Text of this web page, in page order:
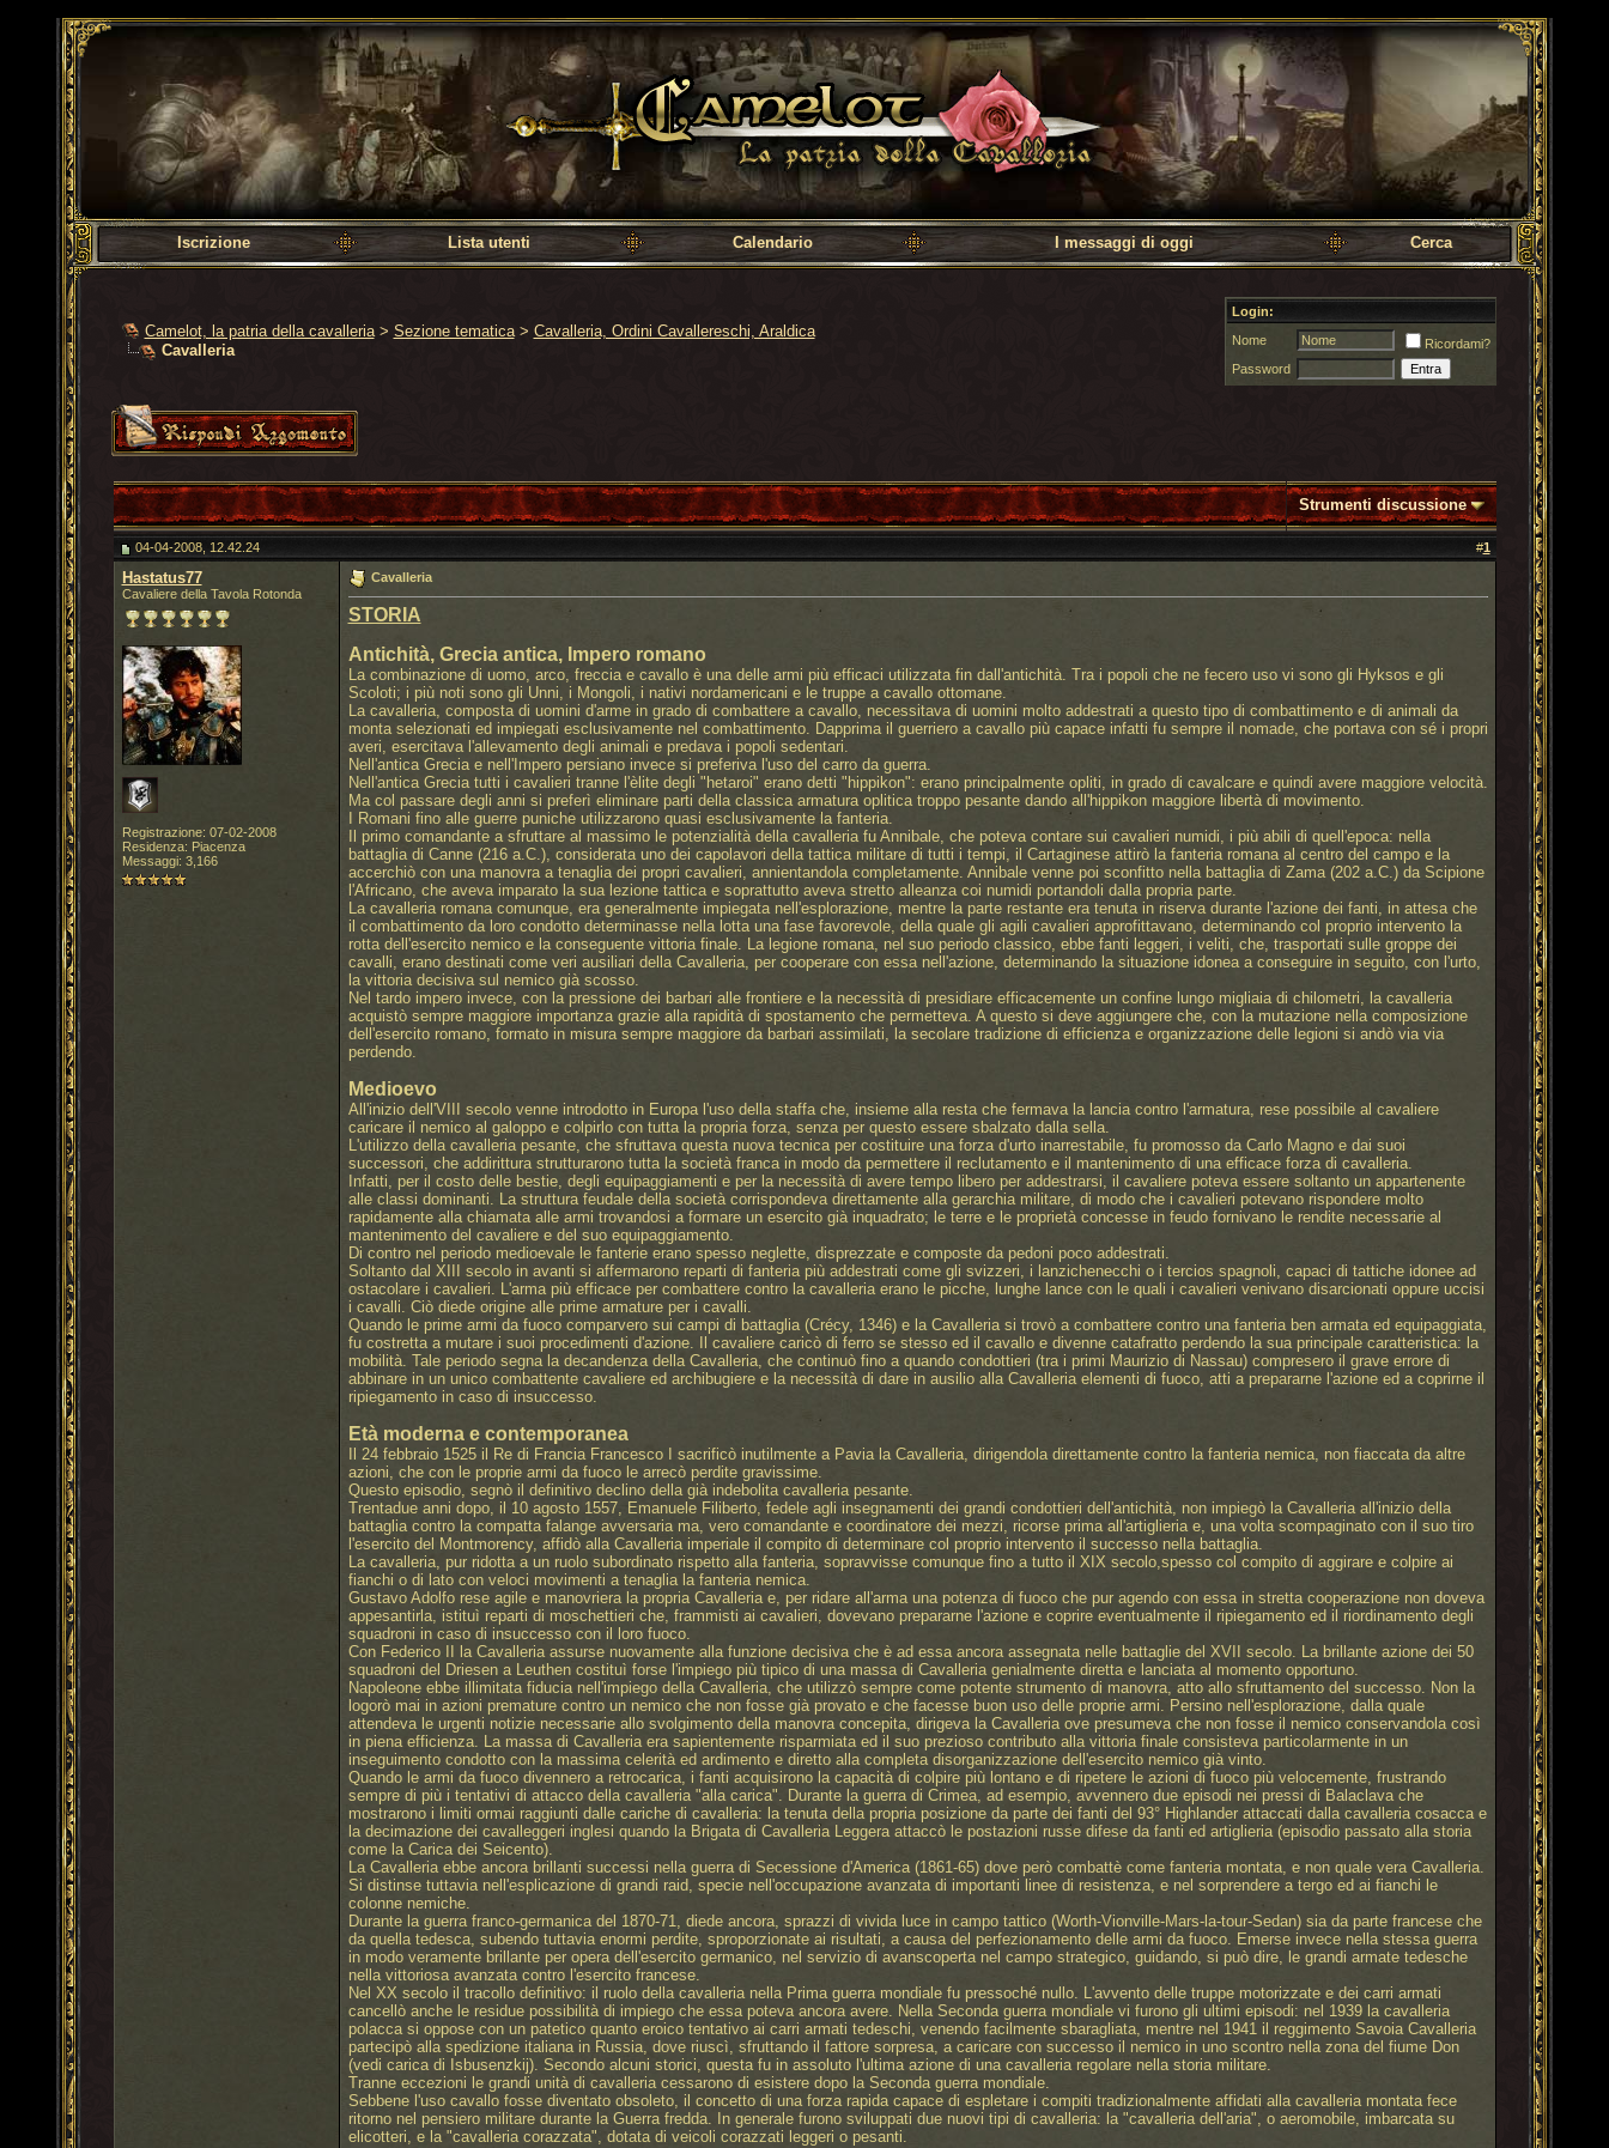
Camelot, la patria della cavalleria
Iscrizione Lista utenti Calendario I messaggi di oggi Cerca
Camelot, la patria della cavalleria > Sezione tematica > Cavalleria, Ordini Cavallereschi, Araldica
Cavalleria
Login:
Nome
Ricordami?
Password
Strumenti discussione
04-04-2008, 12.42.24 #1
Hastatus77
Cavaliere della Tavola Rotonda
Registrazione: 07-02-2008
Residenza: Piacenza
Messaggi: 3,166
Cavalleria
STORIA
Antichità, Grecia antica, Impero romano
La combinazione di uomo, arco, freccia e cavallo è una delle armi più efficaci utilizzata fin dall'antichità. Tra i popoli che ne fecero uso vi sono gli Hyksos e gli
Scoloti; i più noti sono gli Unni, i Mongoli, i nativi nordamericani e le truppe a cavallo ottomane.
La cavalleria, composta di uomini d'arme in grado di combattere a cavallo, necessitava di uomini molto addestrati a questo tipo di combattimento e di animali da
monta selezionati ed impiegati esclusivamente nel combattimento. Dapprima il guerriero a cavallo più capace infatti fu sempre il nomade, che portava con sé i propri
averi, esercitava l'allevamento degli animali e predava i popoli sedentari.
Nell'antica Grecia e nell'Impero persiano invece si preferiva l'uso del carro da guerra.
Nell'antica Grecia tutti i cavalieri tranne l'èlite degli "hetaroi" erano detti "hippikon": erano principalmente opliti, in grado di cavalcare e quindi avere maggiore velocità.
Ma col passare degli anni si preferì eliminare parti della classica armatura oplitica troppo pesante dando all'hippikon maggiore libertà di movimento.
I Romani fino alle guerre puniche utilizzarono quasi esclusivamente la fanteria.
Il primo comandante a sfruttare al massimo le potenzialità della cavalleria fu Annibale, che poteva contare sui cavalieri numidi, i più abili di quell'epoca: nella
battaglia di Canne (216 a.C.), considerata uno dei capolavori della tattica militare di tutti i tempi, il Cartaginese attirò la fanteria romana al centro del campo e la
accerchiò con una manovra a tenaglia dei propri cavalieri, annientandola completamente. Annibale venne poi sconfitto nella battaglia di Zama (202 a.C.) da Scipione
l'Africano, che aveva imparato la sua lezione tattica e soprattutto aveva stretto alleanza coi numidi portandoli dalla propria parte.
La cavalleria romana comunque, era generalmente impiegata nell'esplorazione, mentre la parte restante era tenuta in riserva durante l'azione dei fanti, in attesa che
il combattimento da loro condotto determinasse nella lotta una fase favorevole, della quale gli agili cavalieri approfittavano, determinando col proprio intervento la
rotta dell'esercito nemico e la conseguente vittoria finale. La legione romana, nel suo periodo classico, ebbe fanti leggeri, i veliti, che, trasportati sulle groppe dei
cavalli, erano destinati come veri ausiliari della Cavalleria, per cooperare con essa nell'azione, determinando la situazione idonea a conseguire in seguito, con l'urto,
la vittoria decisiva sul nemico già scosso.
Nel tardo impero invece, con la pressione dei barbari alle frontiere e la necessità di presidiare efficacemente un confine lungo migliaia di chilometri, la cavalleria
acquistò sempre maggiore importanza grazie alla rapidità di spostamento che permetteva. A questo si deve aggiungere che, con la mutazione nella composizione
dell'esercito romano, formato in misura sempre maggiore da barbari assimilati, la secolare tradizione di efficienza e organizzazione delle legioni si andò via via
perdendo.
Medioevo
All'inizio dell'VIII secolo venne introdotto in Europa l'uso della staffa che, insieme alla resta che fermava la lancia contro l'armatura, rese possibile al cavaliere
caricare il nemico al galoppo e colpirlo con tutta la propria forza, senza per questo essere sbalzato dalla sella.
L'utilizzo della cavalleria pesante, che sfruttava questa nuova tecnica per costituire una forza d'urto inarrestabile, fu promosso da Carlo Magno e dai suoi
successori, che addirittura strutturarono tutta la società franca in modo da permettere il reclutamento e il mantenimento di una efficace forza di cavalleria.
Infatti, per il costo delle bestie, degli equipaggiamenti e per la necessità di avere tempo libero per addestrarsi, il cavaliere poteva essere soltanto un appartenente
alle classi dominanti. La struttura feudale della società corrispondeva direttamente alla gerarchia militare, di modo che i cavalieri potevano rispondere molto
rapidamente alla chiamata alle armi trovandosi a formare un esercito già inquadrato; le terre e le proprietà concesse in feudo fornivano le rendite necessarie al
mantenimento del cavaliere e del suo equipaggiamento.
Di contro nel periodo medioevale le fanterie erano spesso neglette, disprezzate e composte da pedoni poco addestrati.
Soltanto dal XIII secolo in avanti si affermarono reparti di fanteria più addestrati come gli svizzeri, i lanzichenecchi o i tercios spagnoli, capaci di tattiche idonee ad
ostacolare i cavalieri. L'arma più efficace per combattere contro la cavalleria erano le picche, lunghe lance con le quali i cavalieri venivano disarcionati oppure uccisi
i cavalli. Ciò diede origine alle prime armature per i cavalli.
Quando le prime armi da fuoco comparvero sui campi di battaglia (Crécy, 1346) e la Cavalleria si trovò a combattere contro una fanteria ben armata ed equipaggiata,
fu costretta a mutare i suoi procedimenti d'azione. Il cavaliere caricò di ferro se stesso ed il cavallo e divenne catafratto perdendo la sua principale caratteristica: la
mobilità. Tale periodo segna la decandenza della Cavalleria, che continuò fino a quando condottieri (tra i primi Maurizio di Nassau) compresero il grave errore di
abbinare in un unico combattente cavaliere ed archibugiere e la necessità di dare in ausilio alla Cavalleria elementi di fuoco, atti a prepararne l'azione ed a coprirne il
ripiegamento in caso di insuccesso.
Età moderna e contemporanea
Il 24 febbraio 1525 il Re di Francia Francesco I sacrificò inutilmente a Pavia la Cavalleria, dirigendola direttamente contro la fanteria nemica, non fiaccata da altre
azioni, che con le proprie armi da fuoco le arrecò perdite gravissime.
Questo episodio, segnò il definitivo declino della già indebolita cavalleria pesante.
Trentadue anni dopo, il 10 agosto 1557, Emanuele Filiberto, fedele agli insegnamenti dei grandi condottieri dell'antichità, non impiegò la Cavalleria all'inizio della
battaglia contro la compatta falange avversaria ma, vero comandante e coordinatore dei mezzi, ricorse prima all'artiglieria e, una volta scompaginato con il suo tiro
l'esercito del Montmorency, affidò alla Cavalleria imperiale il compito di determinare col proprio intervento il successo nella battaglia.
La cavalleria, pur ridotta a un ruolo subordinato rispetto alla fanteria, sopravvisse comunque fino a tutto il XIX secolo,spesso col compito di aggirare e colpire ai
fianchi o di lato con veloci movimenti a tenaglia la fanteria nemica.
Gustavo Adolfo rese agile e manovriera la propria Cavalleria e, per ridare all'arma una potenza di fuoco che pur agendo con essa in stretta cooperazione non doveva
appesantirla, istituì reparti di moschettieri che, frammisti ai cavalieri, dovevano prepararne l'azione e coprire eventualmente il ripiegamento ed il riordinamento degli
squadroni in caso di insuccesso con il loro fuoco.
Con Federico II la Cavalleria assurse nuovamente alla funzione decisiva che è ad essa ancora assegnata nelle battaglie del XVII secolo. La brillante azione dei 50
squadroni del Driesen a Leuthen costituì forse l'impiego più tipico di una massa di Cavalleria genialmente diretta e lanciata al momento opportuno.
Napoleone ebbe illimitata fiducia nell'impiego della Cavalleria, che utilizzò sempre come potente strumento di manovra, atto allo sfruttamento del successo. Non la
logorò mai in azioni premature contro un nemico che non fosse già provato e che facesse buon uso delle proprie armi. Persino nell'esplorazione, dalla quale
attendeva le urgenti notizie necessarie allo svolgimento della manovra concepita, dirigeva la Cavalleria ove presumeva che non fosse il nemico conservandola così
in piena efficienza. La massa di Cavalleria era sapientemente risparmiata ed il suo prezioso contributo alla vittoria finale consisteva particolarmente in un
inseguimento condotto con la massima celerità ed ardimento e diretto alla completa disorganizzazione dell'esercito nemico già vinto.
Quando le armi da fuoco divennero a retrocarica, i fanti acquisirono la capacità di colpire più lontano e di ripetere le azioni di fuoco più velocemente, frustrando
sempre di più i tentativi di attacco della cavalleria "alla carica". Durante la guerra di Crimea, ad esempio, avvennero due episodi nei pressi di Balaclava che
mostrarono i limiti ormai raggiunti dalle cariche di cavalleria: la tenuta della propria posizione da parte dei fanti del 93° Highlander attaccati dalla cavalleria cosacca e
la decimazione dei cavalleggeri inglesi quando la Brigata di Cavalleria Leggera attaccò le postazioni russe difese da fanti ed artiglieria (episodio passato alla storia
come la Carica dei Seicento).
La Cavalleria ebbe ancora brillanti successi nella guerra di Secessione d'America (1861-65) dove però combattè come fanteria montata, e non quale vera Cavalleria.
Si distinse tuttavia nell'esplicazione di grandi raid, specie nell'occupazione avanzata di importanti linee di resistenza, e nel sorprendere a tergo ed ai fianchi le
colonne nemiche.
Durante la guerra franco-germanica del 1870-71, diede ancora, sprazzi di vivida luce in campo tattico (Worth-Vionville-Mars-la-tour-Sedan) sia da parte francese che
da quella tedesca, subendo tuttavia enormi perdite, sproporzionate ai risultati, a causa del perfezionamento delle armi da fuoco. Emerse invece nella stessa guerra
in modo veramente brillante per opera dell'esercito germanico, nel servizio di avanscoperta nel campo strategico, guidando, si può dire, le grandi armate tedesche
nella vittoriosa avanzata contro l'esercito francese.
Nel XX secolo il tracollo definitivo: il ruolo della cavalleria nella Prima guerra mondiale fu pressoché nullo. L'avvento delle truppe motorizzate e dei carri armati
cancellò anche le residue possibilità di impiego che essa poteva ancora avere. Nella Seconda guerra mondiale vi furono gli ultimi episodi: nel 1939 la cavalleria
polacca si oppose con un patetico quanto eroico tentativo ai carri armati tedeschi, venendo facilmente sbaragliata, mentre nel 1941 il reggimento Savoia Cavalleria
partecipò alla spedizione italiana in Russia, dove riuscì, sfruttando il fattore sorpresa, a caricare con successo il nemico in uno scontro nella zona del fiume Don
(vedi carica di Isbusenzkij). Secondo alcuni storici, questa fu in assoluto l'ultima azione di una cavalleria regolare nella storia militare.
Tranne eccezioni le grandi unità di cavalleria cessarono di esistere dopo la Seconda guerra mondiale.
Sebbene l'uso cavallo fosse diventato obsoleto, il concetto di una forza rapida capace di espletare i compiti tradizionalmente affidati alla cavalleria montata fece
ritorno nel pensiero militare durante la Guerra fredda. In generale furono sviluppati due nuovi tipi di cavalleria: la "cavalleria dell'aria", o aeromobile, imbarcata su
elicotteri, e la "cavalleria corazzata", dotata di veicoli corazzati leggeri o pesanti.